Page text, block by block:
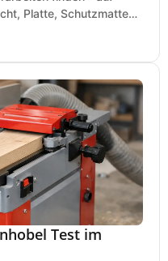
Platte, Schutzmatte
Test im